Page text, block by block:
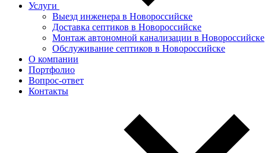
Услуги
Выезд инженера в Новороссийске
Доставка септиков в Новороссийске
Монтаж автономной канализации в Новороссийске
Обслуживание септиков в Новороссийске
О компании
Портфолио
Вопрос-ответ
Контакты